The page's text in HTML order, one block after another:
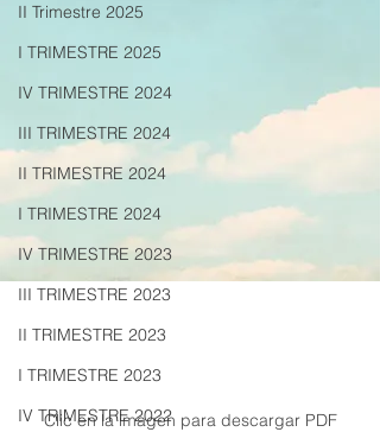
II Trimestre 2025
I TRIMESTRE 2025
IV TRIMESTRE 2024
III TRIMESTRE 2024
II TRIMESTRE 2024
I TRIMESTRE 2024
IV TRIMESTRE 2023
III TRIMESTRE 2023
II TRIMESTRE 2023
I TRIMESTRE 2023
IV TRIMESTRE 2022
Clic en la imagen para descargar PDF